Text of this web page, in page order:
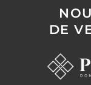
DE